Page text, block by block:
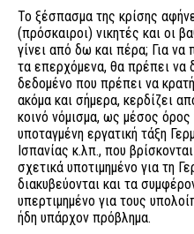
Το ξέσπασμα της κρίσης
(πρόσκαιροι) νικητές και οι
γίνει από δω και πέρα; Για
τα επερχόμενα, θα πρέπει να
δεδομένο που πρέπει να
ακόμα και σήμερα, κερδίζει
κοινό νόμισμα, ως μέσος όρος
υποταγμένη εργατική τάξη
Ισπανίας κ.λπ., που
σχετικά υποτιμημένο για τη
διακυβεύονται και τα
υπερτιμημένο για τους
ήδη υπάρχον πρόβλημα.